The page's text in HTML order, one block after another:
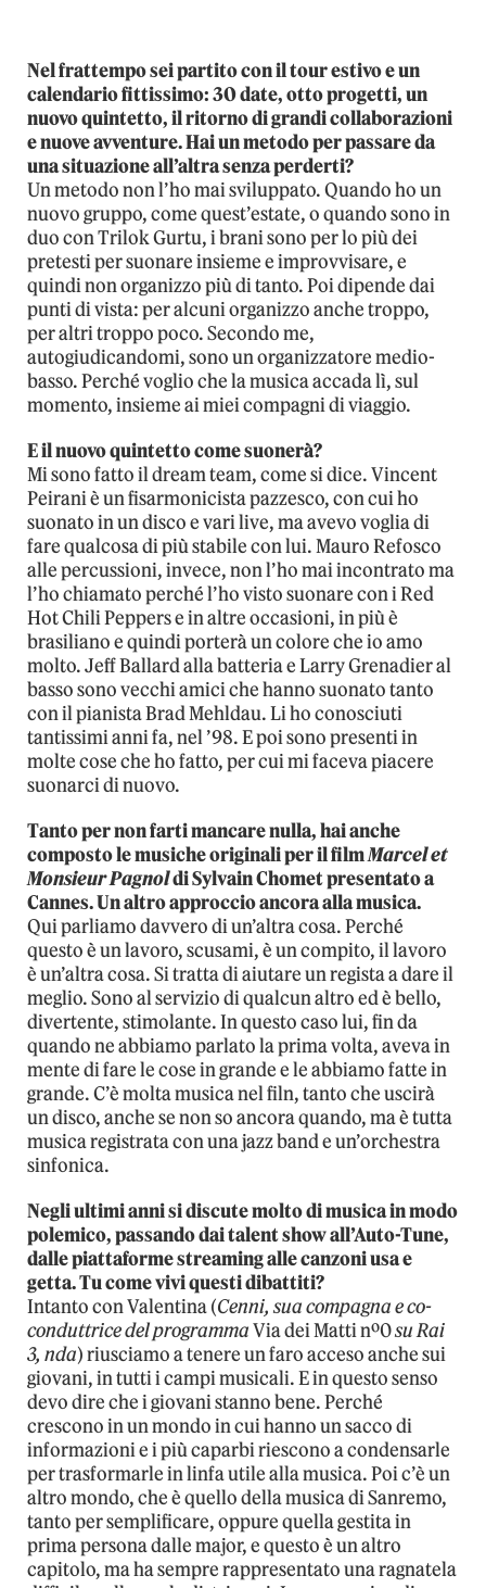
Nel frattempo sei partito con il tour estivo e un
calendario fittissimo: 30 date, otto progetti, un
nuovo quintetto, il ritorno di grandi collaborazioni
e nuove avventure. Hai un metodo per passare da
una situazione all’altra senza perderti?
Un metodo non l’ho mai sviluppato. Quando ho un
nuovo gruppo, come quest’estate, o quando sono in
duo con Trilok Gurtu, i brani sono per lo più dei
pretesti per suonare insieme e improvvisare, e
quindi non organizzo più di tanto. Poi dipende dai
punti di vista: per alcuni organizzo anche troppo,
per altri troppo poco. Secondo me,
autogiudicandomi, sono un organizzatore medio-
basso. Perché voglio che la musica accada lì, sul
momento, insieme ai miei compagni di viaggio.
E il nuovo quintetto come suonerà?
Mi sono fatto il dream team, come si dice. Vincent
Peirani è un fisarmonicista pazzesco, con cui ho
suonato in un disco e vari live, ma avevo voglia di
fare qualcosa di più stabile con lui. Mauro Refosco
alle percussioni, invece, non l’ho mai incontrato ma
l’ho chiamato perché l’ho visto suonare con i Red
Hot Chili Peppers e in altre occasioni, in più è
brasiliano e quindi porterà un colore che io amo
molto. Jeff Ballard alla batteria e Larry Grenadier al
basso sono vecchi amici che hanno suonato tanto
con il pianista Brad Mehldau. Li ho conosciuti
tantissimi anni fa, nel ’98. E poi sono presenti in
molte cose che ho fatto, per cui mi faceva piacere
suonarci di nuovo.
Tanto per non farti mancare nulla, hai anche
composto le musiche originali per il filmMarcel et
Monsieur Pagnoldi Sylvain Chomet presentato a
Cannes. Un altro approccio ancora alla musica.
Qui parliamo davvero di un’altra cosa. Perché
questo è un lavoro, scusami, è un compito, il lavoro
è un’altra cosa. Si tratta di aiutare un regista a dare il
meglio. Sono al servizio di qualcun altro ed è bello,
divertente, stimolante. In questo caso lui, fin da
quando ne abbiamo parlato la prima volta, aveva in
mente di fare le cose in grande e le abbiamo fatte in
grande. C’è molta musica nel filn, tanto che uscirà
un disco, anche se non so ancora quando, ma è tutta
musica registrata con una jazz band e un’orchestra
sinfonica.
Negli ultimi anni si discute molto di musica in modo
polemico, passando dai talent show all’Auto-Tune,
dalle piattaforme streaming alle canzoni usa e
getta. Tu come vivi questi dibattiti?
Intanto con Valentina (Cenni, sua compagna e co-
conduttrice del programmaVia dei Matti nº0su Rai
3, nda) riusciamo a tenere un faro acceso anche sui
giovani, in tutti i campi musicali. E in questo senso
devo dire che i giovani stanno bene. Perché
crescono in un mondo in cui hanno un sacco di
informazioni e i più caparbi riescono a condensarle
per trasformarle in linfa utile alla musica. Poi c’è un
altro mondo, che è quello della musica di Sanremo,
tanto per semplificare, oppure quella gestita in
prima persona dalle major, e questo è un altro
capitolo, ma ha sempre rappresentato una ragnatela